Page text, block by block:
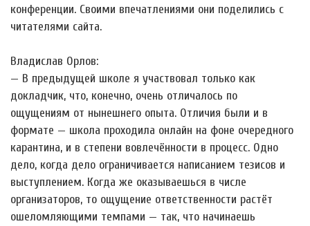
конференции. Своими впечатлениями они поделились с
читателями сайта.
Владислав Орлов:
— В предыдущей школе я участвовал только как
докладчик, что, конечно, очень отличалось по
ощущениям от нынешнего опыта. Отличия были и в
формате — школа проходила онлайн на фоне очередного
карантина, и в степени вовлечённости в процесс. Одно
дело, когда дело ограничивается написанием тезисов и
выступлением. Когда же оказываешься в числе
организаторов, то ощущение ответственности растёт
ошеломляющими темпами — так, что начинаешь